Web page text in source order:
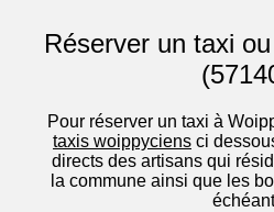
Réserver un taxi
Pour réserver un taxi à
taxis woippyciensci
directs des artisans qui
la commune ainsi que les